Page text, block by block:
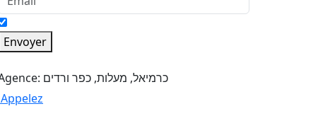
Envoyer
Agence: כרמיאל, מעלות, כפר ורדים
Appelez